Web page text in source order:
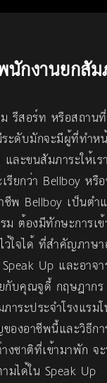
นักงานยกสัม
ม รีสอร์ท หรือสถาน
ะดับมักจะมีผู้ที่ทำห
ละขนสัมภาระให้เร
รียกว่า Bellboy หรื
ชีพ Bellboy เป็นตำ
ม ต้องมีทักษะการเ
ว้ใจได้ ที่สำคัญภาษ
Up และอาจ
กับคุณจูดี้ กฤษฎากร
ระประจำโรงแรมโ
องอาชีพนี้และวิธีก
งชาติที่เข้ามาพัก จ
มได้ใน Speak Up